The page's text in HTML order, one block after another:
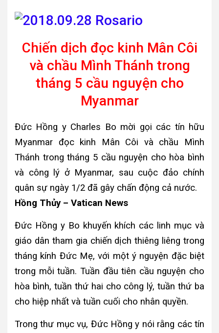
Chiến dịch đọc kinh Mân Côi
và chầu Mình Thánh trong
tháng 5 cầu nguyện cho
Myanmar
Đức Hồng y Charles Bo mời gọi các tín hữu
Myanmar đọc kinh Mân Côi và chầu Mình
Thánh trong tháng 5 cầu nguyện cho hòa bình
và công lý ở Myanmar, sau cuộc đảo chính
quân sự ngày 1/2 đã gây chấn động cả nước.
Hồng Thủy – Vatican News
Đức Hồng y Bo khuyến khích các linh mục và
giáo dân tham gia chiến dịch thiêng liêng trong
tháng kính Đức Mẹ, với một ý nguyện đặc biệt
trong mỗi tuần. Tuần đầu tiên cầu nguyện cho
hòa bình, tuần thứ hai cho công lý, tuần thứ ba
cho hiệp nhất và tuần cuối cho nhân quyền.
Trong thư mục vụ, Đức Hồng y nói rằng các tín